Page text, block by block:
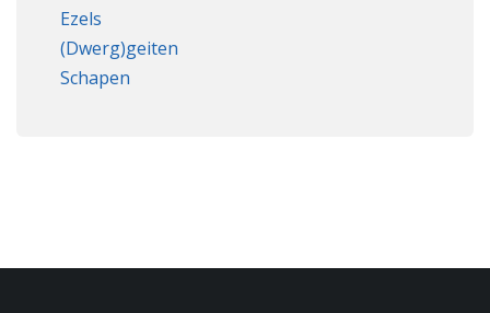
Ezels
(Dwerg)geiten
Schapen